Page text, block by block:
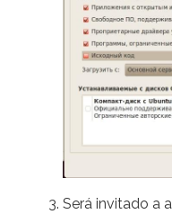
Será invitado a